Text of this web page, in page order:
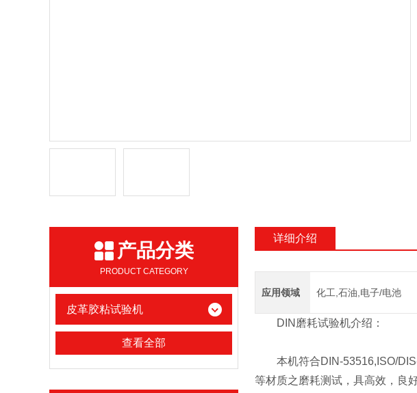
产品分类
PRODUCT CATEGORY
皮革胶粘试验机
查看全部
详细介绍
应用领域 化工,石油,电子/电池
DIN磨耗试验机介绍：
本机符合DIN-53516,ISO/DIS-
等材质之磨耗测试，具高效，良